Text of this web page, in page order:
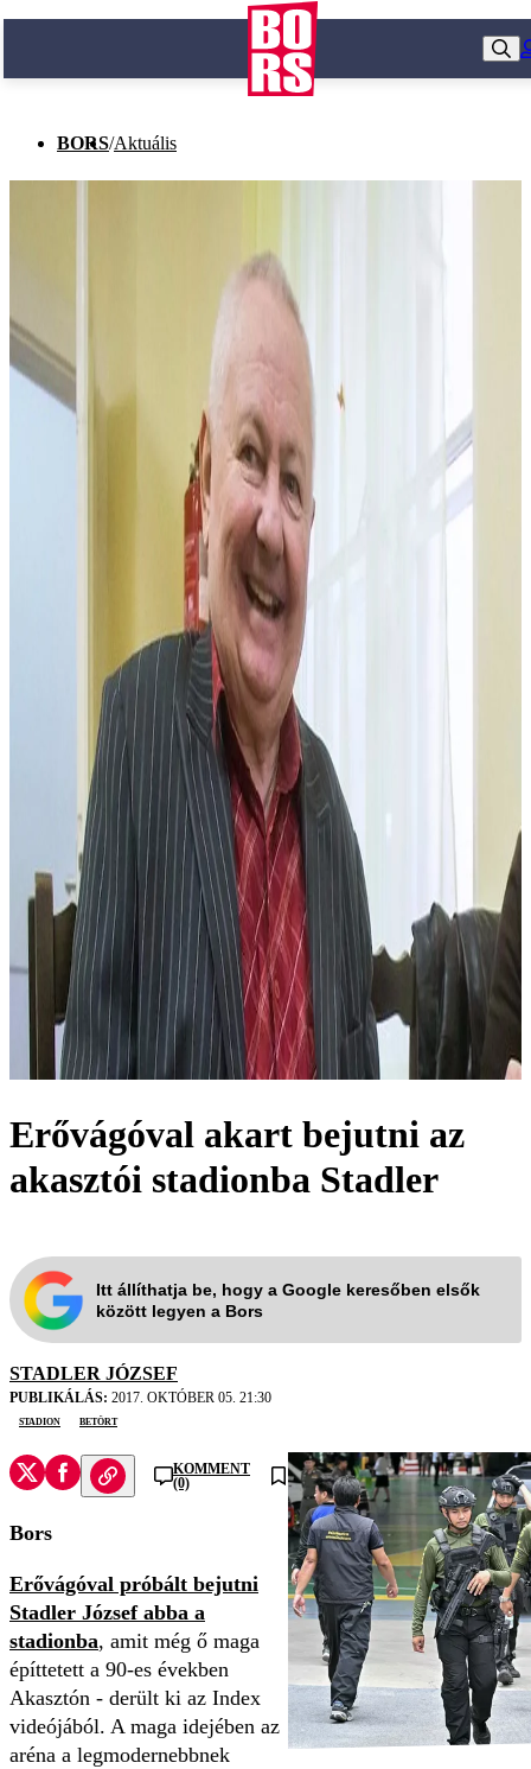
BORS/Aktuális
Erővágóval akart bejutni az
akasztói stadionba Stadler
Itt állíthatja be, hogy a Google keresőben elsők
között legyen a Bors
STADLER JÓZSEF
PUBLIKÁLÁS: 2017. OKTÓBER 05. 21:30
stadion
betört
KOMMENT
(0)
Bors
Erővágóval próbált bejutni
Stadler József abba a
stadionba, amit még ő maga
építtetett a 90-es években
Akasztón - derült ki az Index
videójából. A maga idejében az
aréna a legmodernebbnek